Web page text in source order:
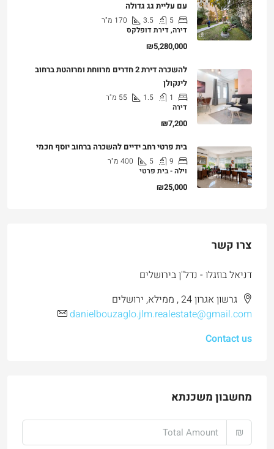
עם עליית גג גדולה
5
3.5
170 מ"ר
דירה, דירת דופלקס
₪5,280,000
להשכרה דירת 2 חדרים מרווחת ומרוהטת ברחוב
לינקולן
1
1.5
55 מ"ר
דירה
₪7,200
בית פרטי רחב ידיים להשכרה ברחוב יוסף חכמי
9
5
400 מ"ר
וילה - בית פרטי
₪25,000
צרו קשר
דניאל בוזגלו - נדל"ן בירושלים
גרשון אגרון 24 , ממילא, ירושלים
danielbouzaglo.jlm.realestate@gmail.com
Contact us
מחשבון משכנתא
₪